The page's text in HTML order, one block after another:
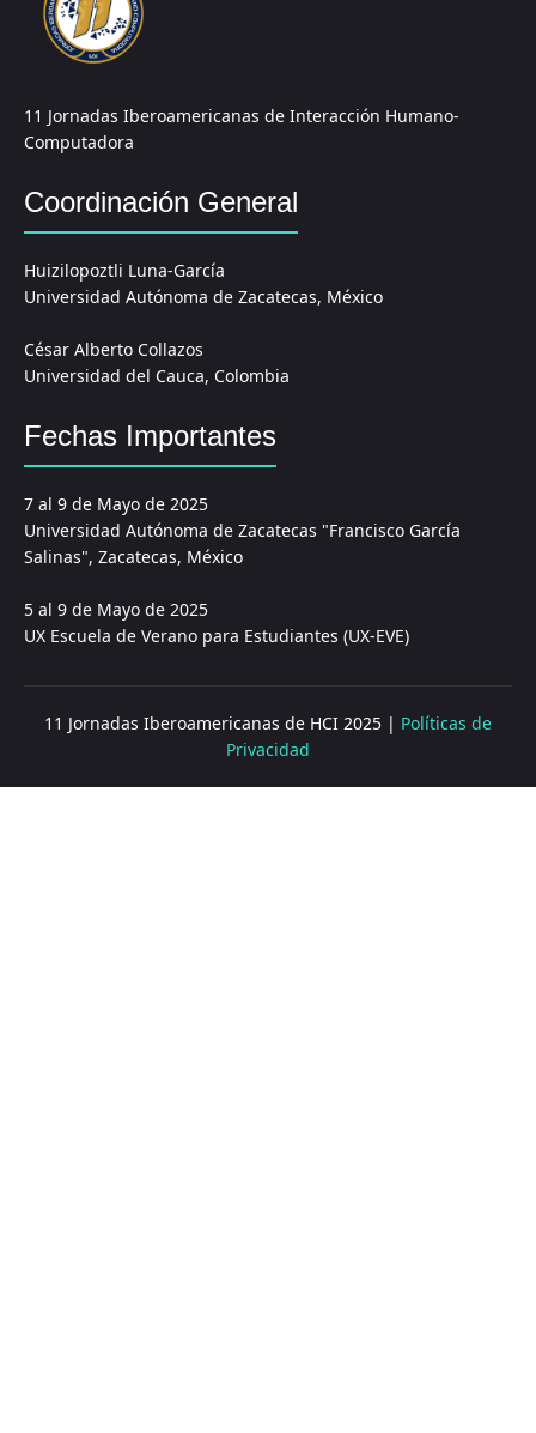
11 Jornadas Iberoamericanas de Interacción Humano-
Computadora
Coordinación General
Huizilopoztli Luna-García
Universidad Autónoma de Zacatecas, México
César Alberto Collazos
Universidad del Cauca, Colombia
Fechas Importantes
7 al 9 de Mayo de 2025
Universidad Autónoma de Zacatecas "Francisco García
Salinas", Zacatecas, México
5 al 9 de Mayo de 2025
UX Escuela de Verano para Estudiantes (UX-EVE)
11 Jornadas Iberoamericanas de HCI 2025 | Políticas de
Privacidad